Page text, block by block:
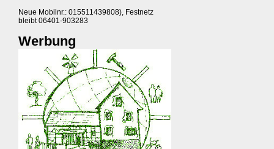
Neue Mobilnr.: 015511439808), Festnetz
bleibt 06401-903283
Werbung